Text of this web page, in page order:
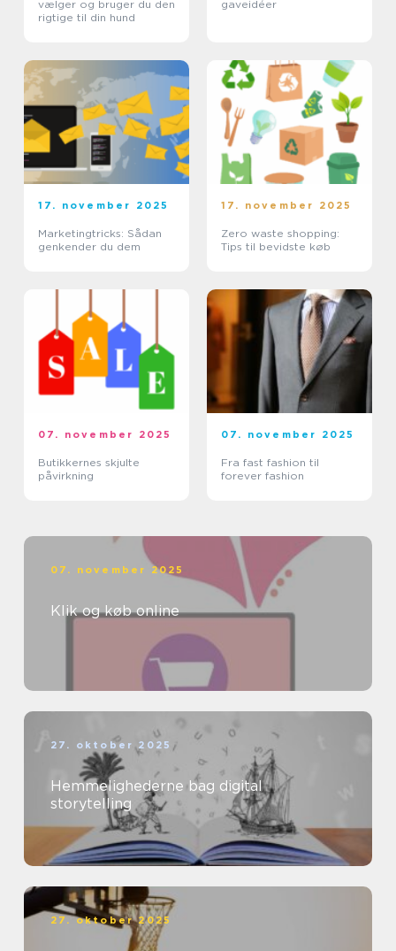
vælger og bruger du den
rigtige til din hund
gaveidéer
17. november 2025
Marketingtricks: Sådan
genkender du dem
17. november 2025
Zero waste shopping:
Tips til bevidste køb
07. november 2025
Butikkernes skjulte
påvirkning
07. november 2025
Fra fast fashion til
forever fashion
07. november 2025
Klik og køb online
27. oktober 2025
Hemmelighederne bag digital
storytelling
27. oktober 2025